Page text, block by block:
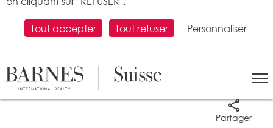
5 photos
Partager
Tout accepter Tout refuser Personnaliser